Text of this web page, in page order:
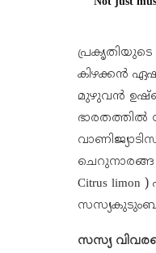
പ്രകൃതിയുടെ
കിഴക്കൻ
മുഴുവൻ
ഭാരതത്തിൽ
ചെറുനാരങ്ങ
Citrus
സസ്യ